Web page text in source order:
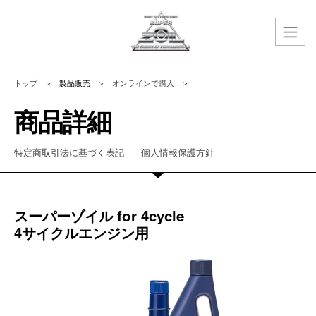
トップ ＞ 製品販売 ＞ オンラインで購入 ＞
商品詳細
特定商取引法に基づく表記 個人情報保護方針
スーパーゾイル for 4cycle
4サイクルエンジン用